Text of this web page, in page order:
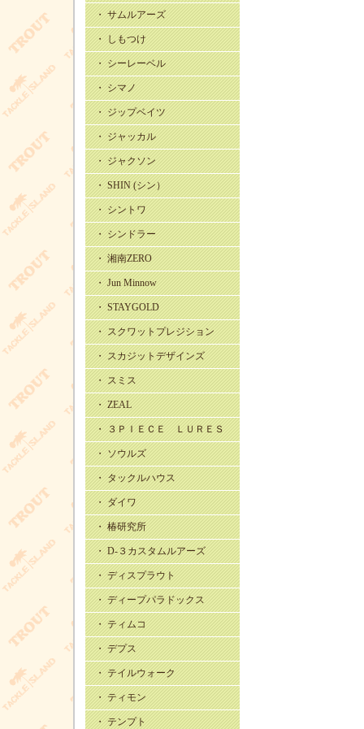
・ サムルアーズ
・ しもつけ
・ シーレーベル
・ シマノ
・ ジップベイツ
・ ジャッカル
・ ジャクソン
・ SHIN (シン）
・ シントワ
・ シンドラー
・ 湘南ZERO
・ Jun Minnow
・ STAYGOLD
・ スクワットプレジション
・ スカジットデザインズ
・ スミス
・ ZEAL
・ ３ＰＩＥＣＥ ＬＵＲＥＳ
・ ソウルズ
・ タックルハウス
・ ダイワ
・ 椿研究所
・ D-３カスタムルアーズ
・ ディスプラウト
・ ディープパラドックス
・ ティムコ
・ デプス
・ テイルウォーク
・ ティモン
・ テンプト